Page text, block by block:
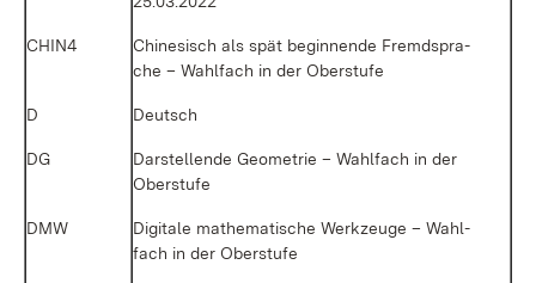
CHIN4
Chi­ne­sisch als spät be­gin­nen­de Fremd­spra­
che – Wahl­fach in der Ober­stu­fe
D Deutsch
DG
Dar­stel­len­de Geo­me­trie – Wahl­fach in der
Ober­stu­fe
DMW
Di­gi­ta­le ma­the­ma­ti­sche Werk­zeu­ge – Wahl­
fach in der Ober­stu­fe